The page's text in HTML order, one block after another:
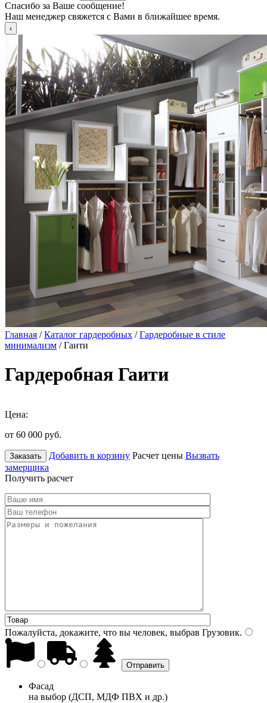
Спасибо за Ваше сообщение!
Наш менеджер свяжется с Вами в ближайшее время.
Главная /Каталог гардеробных /Гардеробные в стиле
минимализм / Гаити
Гардеробная Гаити
Цена:
от 60 000 руб.
Заказать Добавить в корзину Расчет цены Вызвать
замерщика
Получить расчет
Пожалуйста, докажите, что вы человек, выбрав Грузовик.
Фасад
на выбор (ДСП, МДФ ПВХ и др.)